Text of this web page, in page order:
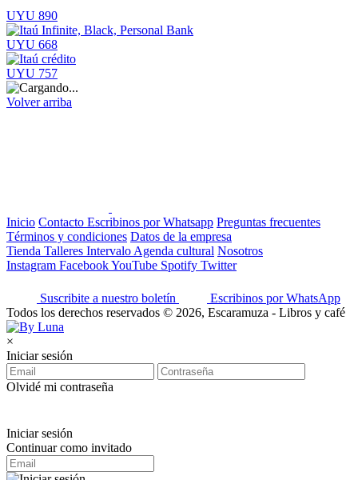
UYU 890
UYU 668
UYU 757
Volver arriba
Inicio Contacto Escribinos por Whatsapp Preguntas frecuentes
Términos y condiciones Datos de la empresa
Tienda Talleres Intervalo Agenda cultural Nosotros
Instagram FacebookYouTube Spotify Twitter
Suscribite a nuestro boletín
Escribinos por WhatsApp
Todos los derechos reservados © 2026, Escaramuza - Libros y café
×
Iniciar sesión
Olvidé mi contraseña
Iniciar sesión
Continuar como invitado